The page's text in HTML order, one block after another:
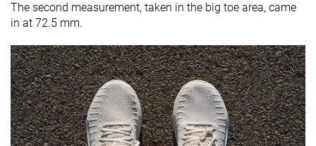
The second measurement, taken in the big toe area, came
in at 72.5 mm.